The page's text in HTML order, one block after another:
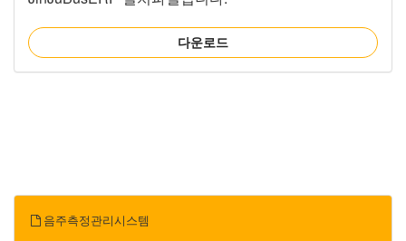
다운로드
음주측정관리시스템